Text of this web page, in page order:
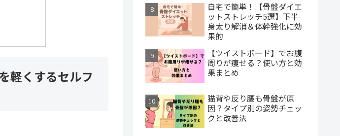
軽くするセルフ
自宅で簡単！【骨盤ダイエ
ットストレッチ5選】下半
身太り解消＆体幹強化に効
果的
【ツイストボード】でお腹
周りが痩せる？使い方と効
果まとめ
猫背や反り腰も骨盤が原
因？タイプ別の姿勢チェッ
クと改善法